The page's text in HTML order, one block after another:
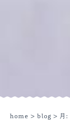
home > blog > 月: